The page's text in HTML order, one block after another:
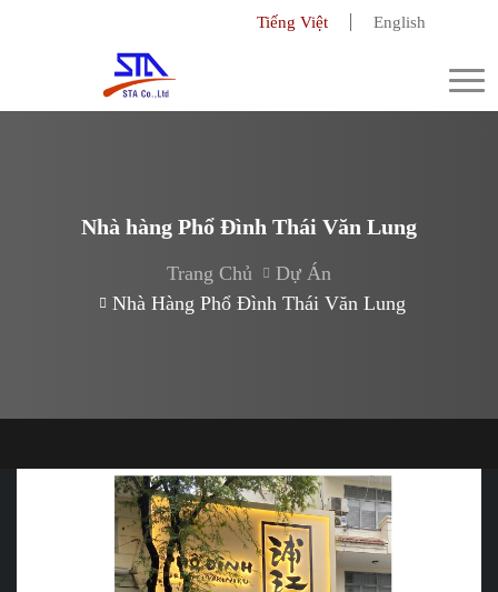
Tiếng Việt English
Nhà hàng Phổ Đình Thái Văn Lung
Trang Chủ
Dự Án
Nhà Hàng Phổ Đình Thái Văn Lung